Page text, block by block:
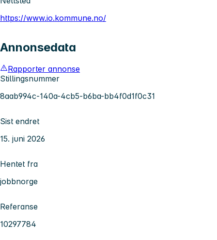
https://www.io.kommune.no/
Annonsedata
Rapporter annonse
Stillingsnummer
8aab994c-140a-4cb5-b6ba-bb4f0d1f0c31
Sist endret
15. juni 2026
Hentet fra
jobbnorge
Referanse
10297784